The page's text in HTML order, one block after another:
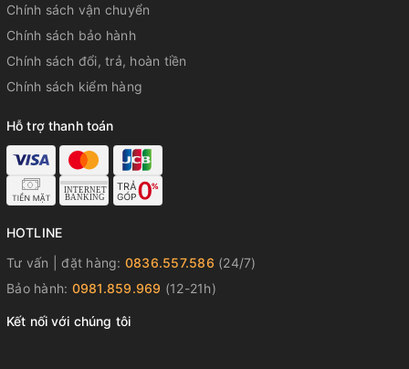
Phong
cách:
lịch
Chính sách vận chuyển
Chính sách bảo hành
Chính sách đổi, trả, hoàn tiền
Chính sách kiểm hàng
Hỗ trợ thanh toán
HOTLINE
Tư vấn | đặt hàng: 0836.557.586 (24/7)
Bảo hành: 0981.859.969 (12-21h)
Kết nối với chúng tôi